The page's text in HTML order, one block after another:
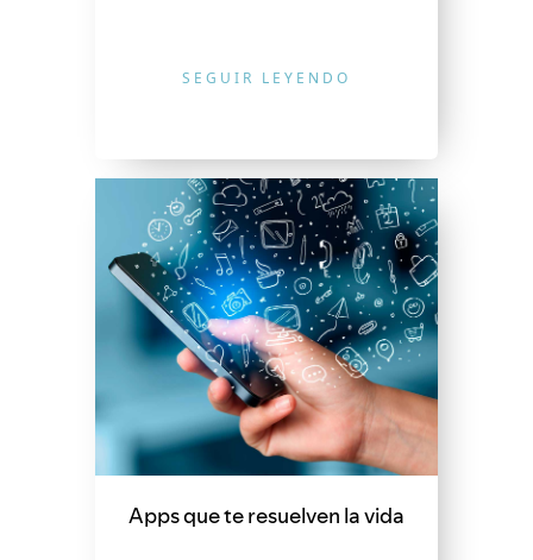
SEGUIR LEYENDO
Apps que te resuelven la vida